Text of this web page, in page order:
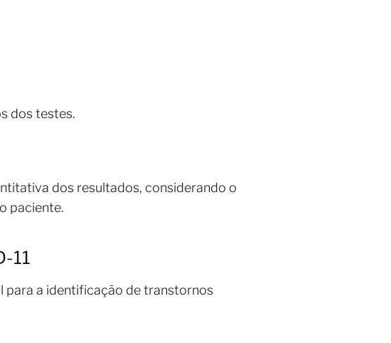
dos testes.
dos resultados, considerando o
paciente.
11
para a identificação de transtornos